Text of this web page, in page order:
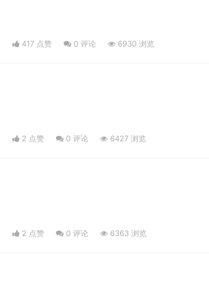
417 点赞 0 评论 6930 浏览
2 点赞 0 评论 6427 浏览
2 点赞 0 评论 6363 浏览